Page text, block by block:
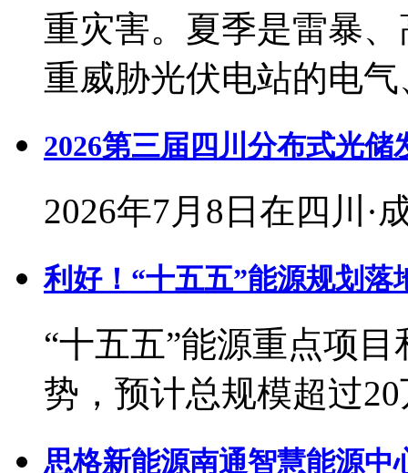
重灾害。夏季是雷暴
重威胁光伏电站的电
2026第三届四川分布式光
2026年7月8日在四川·
利好！“十五五”能源规划
“十五五”能源重点项
势，预计总规模超过
思格新能源南通智慧能源